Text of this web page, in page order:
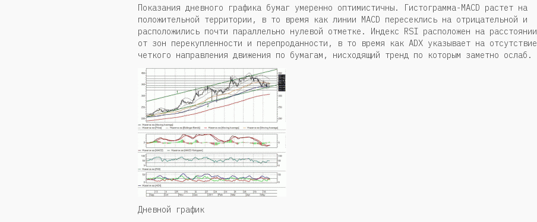
Показания дневного графика бумаг умеренно оптимистичны. Гистограмма-MACD растет на
положительной территории, в то время как линии MACD пересеклись на отрицательной и
расположились почти параллельно нулевой отметке. Индекс RSI расположен на расстоянии
от зон перекупленности и перепроданности, в то время как ADX указывает на отсутствие
четкого направления движения по бумагам, нисходящий тренд по которым заметно ослаб.
Дневной график